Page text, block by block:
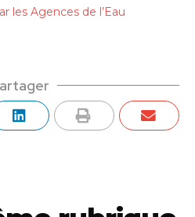
les Agences de l’Eau